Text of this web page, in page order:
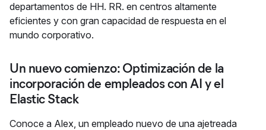
departamentos de HH. RR. en centros altamente
eficientes y con gran capacidad de respuesta en el
mundo corporativo.
Un nuevo comienzo: Optimización de la
incorporación de empleados con AI y el
Elastic Stack
Conoce a Alex, un empleado nuevo de una ajetreada